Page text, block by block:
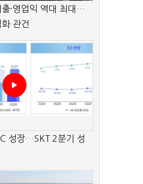
·영업익 역대 최대…
관건
성장…SKT 2분기 성